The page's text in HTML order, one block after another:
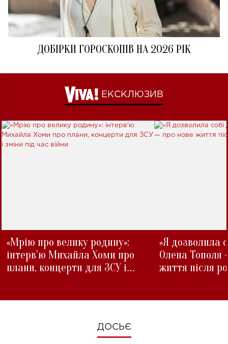
ДОБІРКИ ГОРОСКОПІВ НА 2026 РІК
ЕКСКЛЮЗИВ
«Мрію про велику родину»:
інтерв'ю Михайла Хоми про
плани, концерти для ЗСУ і
«Я дозволила
Олена Тополя
життя після
ДОСЬЄ